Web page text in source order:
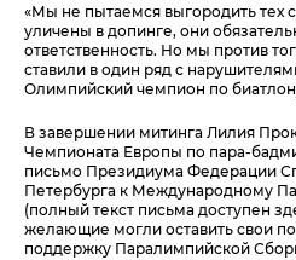
«Мы не пытаемся выгородить тех
уличены в допинге, они
ответственность. Но мы против
ставили в один ряд с
Олимпийский чемпион по
В завершении митинга Лилия
Чемпионата Европы по пара-
письмо Президиума Федерации
Петербурга к Международному
(полный текст письма доступен
желающие могли оставить свои
поддержку Паралимпийской